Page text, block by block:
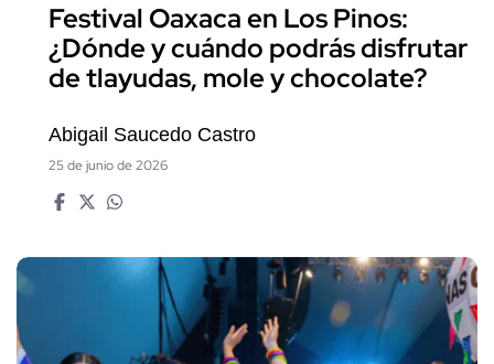
Festival Oaxaca en Los Pinos:
¿Dónde y cuándo podrás disfrutar
de tlayudas, mole y chocolate?
Abigail Saucedo Castro
25 de junio de 2026